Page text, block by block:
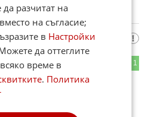
1
разчитат на
на съгласие;
в Настройки
да оттеглите
време в
. Политика